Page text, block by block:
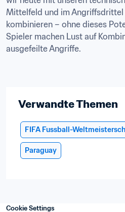
Mittelfeld und im Angriffsdrittel
kombinieren – ohne dieses
Spieler machen Lust auf
ausgefeilte Angriffe.
Verwandte Themen
FIFA Fussball-
Paraguay
Cookie Settings